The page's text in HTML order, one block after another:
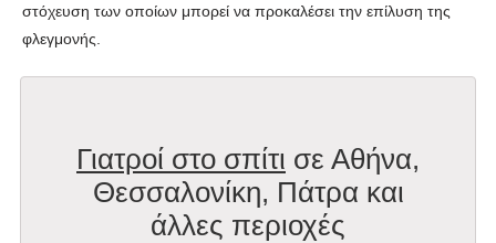
στόχευση των οποίων μπορεί να προκαλέσει την επίλυση της
φλεγμονής.
Γιατροί στο σπίτι σε Αθήνα,
Θεσσαλονίκη, Πάτρα και
άλλες περιοχές